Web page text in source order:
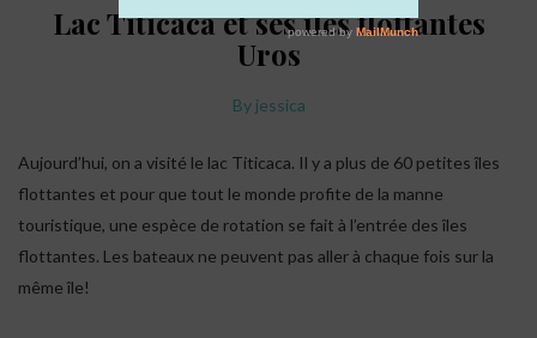
Lac Titicaca et ses îles flottantes
Uros
By jessica
Aujourd’hui, on a visité le lac Titicaca. Il y a plus de 60 petites îles
flottantes et pour que tout le monde profite de la manne
touristique, une espèce de rotation se fait à l’entrée des îles
flottantes. Les bateaux ne peuvent pas aller à chaque fois sur la
même île!